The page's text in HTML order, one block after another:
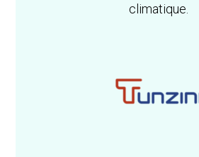
climatique.